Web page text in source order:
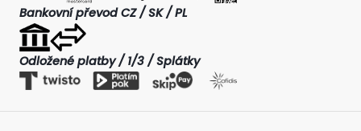
Bankovní převod CZ / SK / PL
Odložené platby / 1/3 / Splátky